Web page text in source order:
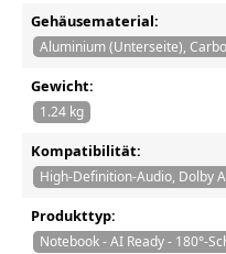
Gehäusematerial:
Aluminium (Unterseite),
Gewicht:
1.24 kg
Kompatibilität:
High-Definition-Audio, Dolby
Produkttyp:
Notebook - AI Ready - 180°-